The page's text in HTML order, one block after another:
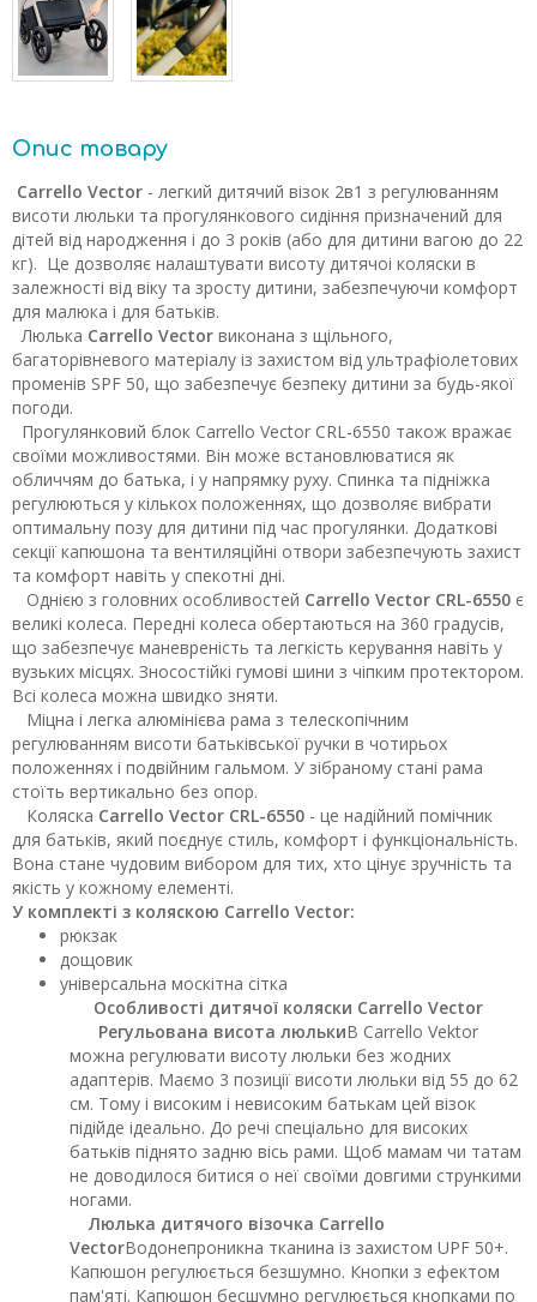
Опис товару
Carrello Vector - легкий дитячий візок 2в1 з регулюванням
висоти люльки та прогулянкового сидіння призначений для
дітей від народження і до 3 років (або для дитини вагою до 22
кг). Це дозволяє налаштувати висоту дитячоі коляски в
залежності від віку та зросту дитини, забезпечуючи комфорт
для малюка і для батьків.
Люлька Carrello Vector виконана з щільного,
багаторівневого матеріалу із захистом від ультрафіолетових
променів SPF 50, що забезпечує безпеку дитини за будь-якої
погоди.
Прогулянковий блок Carrello Vector CRL-6550 також вражає
своїми можливостями. Він може встановлюватися як
обличчям до батька, і у напрямку руху. Спинка та підніжка
регулюються у кількох положеннях, що дозволяє вибрати
оптимальну позу для дитини під час прогулянки. Додаткові
секції капюшона та вентиляційні отвори забезпечують захист
та комфорт навіть у спекотні дні.
Однією з головних особливостей Carrello Vector CRL-6550 є
великі колеса. Передні колеса обертаються на 360 градусів,
що забезпечує маневреність та легкість керування навіть у
вузьких місцях. Зносостійкі гумові шини з чіпким протектором.
Всі колеса можна швидко зняти.
Міцна і легка алюмінієва рама з телескопічним
регулюванням висоти батьківської ручки в чотирьох
положеннях і подвійним гальмом. У зібраному стані рама
стоїть вертикально без опор.
Коляска Carrello Vector CRL-6550 - це надійний помічник
для батьків, який поєднує стиль, комфорт і функціональність.
Вона стане чудовим вибором для тих, хто цінує зручність та
якість у кожному елементі.
У комплекті з коляскою Carrello Vector:
рюкзак
дощовик
універсальна москітна сітка
Особливості дитячої коляски Carrello Vector
Регульована висота люлькиВ Carrello Vektor
можна регулювати висоту люльки без жодних
адаптерів. Маємо 3 позиції висоти люльки від 55 до 62
см. Тому і високим і невисоким батькам цей візок
підійде ідеально. До речі спеціально для високих
батьків піднято задню вісь рами. Щоб мамам чи татам
не доводилося битися о неї своїми довгими стрункими
ногами.
Люлька дитячого візочка Carrello
VectorВодонепроникна тканина із захистом UPF 50+.
Капюшон регулюється безшумно. Кнопки з ефектом
пам'яті. Капюшон бесшумно регулюється кнопками по